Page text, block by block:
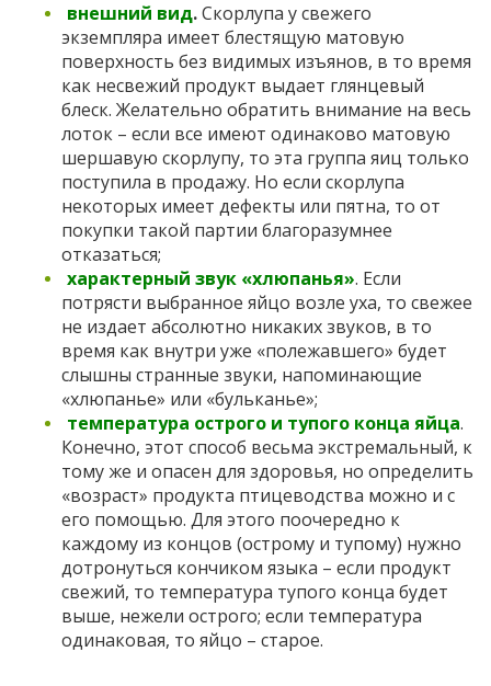
внешний вид.Скорлупа у свежего
экземпляра имеет блестящую матовую
поверхность без видимых изъянов, в то время
как несвежий продукт выдает глянцевый
блеск. Желательно обратить внимание на весь
лоток – если все имеют одинаково матовую
шершавую скорлупу, то эта группа яиц только
поступила в продажу. Но если скорлупа
некоторых имеет дефекты или пятна, то от
покупки такой партии благоразумнее
отказаться;
характерный звук «хлюпанья». Если
потрясти выбранное яйцо возле уха, то свежее
не издает абсолютно никаких звуков, в то
время как внутри уже «полежавшего» будет
слышны странные звуки, напоминающие
«хлюпанье» или «бульканье»;
температура острого и тупого конца яйца.
Конечно, этот способ весьма экстремальный, к
тому же и опасен для здоровья, но определить
«возраст» продукта птицеводства можно и с
его помощью. Для этого поочередно к
каждому из концов (острому и тупому) нужно
дотронуться кончиком языка – если продукт
свежий, то температура тупого конца будет
выше, нежели острого; если температура
одинаковая, то яйцо – старое.